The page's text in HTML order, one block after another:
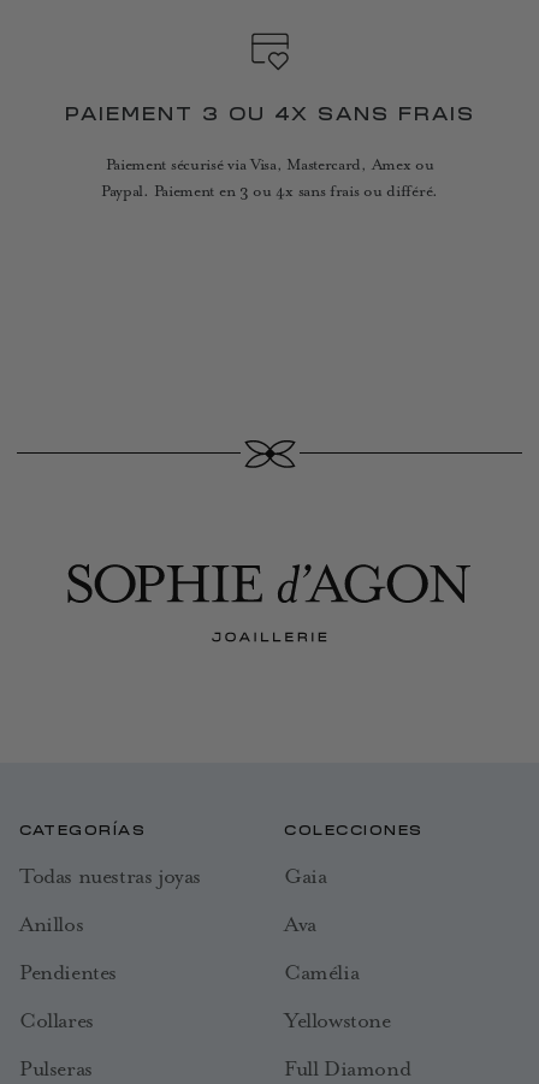
PAIEMENT 3 OU 4X SANS FRAIS
Paiement sécurisé via Visa, Mastercard, Amex ou
Paypal. Paiement en 3 ou 4x sans frais ou différé.
CATEGORÍAS
Todas nuestras joyas
Anillos
Pendientes
Collares
Pulseras
COLECCIONES
Gaia
Ava
Camélia
Yellowstone
Full Diamond